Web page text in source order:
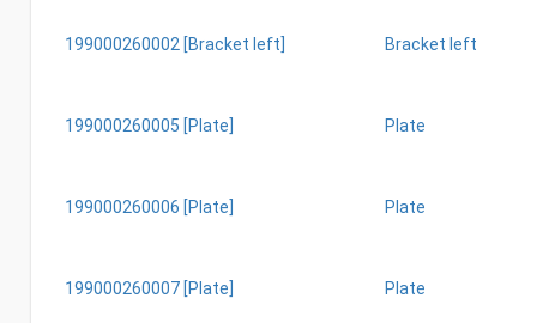
199000260002 [Bracket left] Bracket left
199000260005 [Plate] Plate
199000260006 [Plate] Plate
199000260007 [Plate] Plate